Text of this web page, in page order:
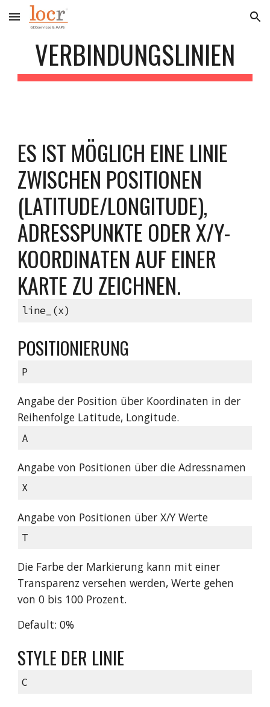
Skip to main content Skip to navigation
VERBINDUNGSLINIEN
ES IST MÖGLICH EINE LINIE
ZWISCHEN POSITIONEN
(LATITUDE/LONGITUDE),
ADRESSPUNKTE ODER X/Y-
KOORDINATEN AUF EINER
KARTE ZU ZEICHNEN.
line_(x)
POSITIONIERUNG
P
Angabe der Position über Koordinaten in der
Reihenfolge Latitude, Longitude.
A
Angabe von Positionen über die Adressnamen
X
Angabe von Positionen über X/Y Werte
T
Die Farbe der Markierung kann mit einer
Transparenz versehen werden, Werte gehen
von 0 bis 100 Prozent.
Default: 0%
STYLE DER LINIE
C